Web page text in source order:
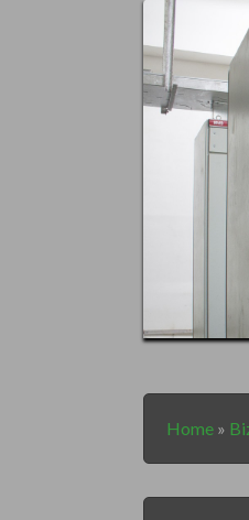
Home »